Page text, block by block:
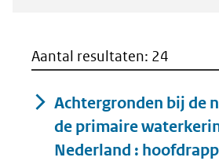
Aantal resultaten: 24
Achtergronden bij de
de primaire
Nederland :